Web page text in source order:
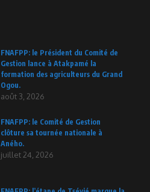
FNAFPP: le Président du Comité de
Gestion lance à Atakpamé la
formation des agriculteurs du Grand
Ogou.
août 3, 2026
FNAFPP: le Comité de Gestion
clôture sa tournée nationale à
Aného.
juillet 24, 2026